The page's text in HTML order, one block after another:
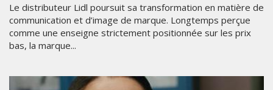
Le distributeur Lidl poursuit sa transformation en matière de
communication et d’image de marque. Longtemps perçue
comme une enseigne strictement positionnée sur les prix
bas, la marque...